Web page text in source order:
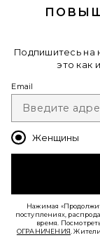
adidas Originals
Sneaker in Core
Gum 3
adidas
$110
Отписаться
Пройти краткий
Подпишитесь на
это как
Email
Женщины
Нажимая
поступлениях,
время.
ОГРАНИЧЕНИЯ .